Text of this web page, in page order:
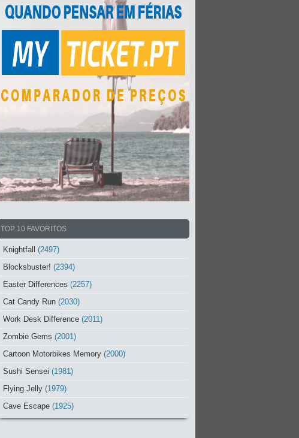
TOP 10 FAVORITOS
Knightfall (2497)
Blocksbuster! (2394)
Easter Differences (2257)
Cat Candy Run (2030)
Work Desk Difference (2011)
Zombie Gems (2001)
Cartoon Motorbikes Memory (2000)
Sushi Sensei (1981)
Flying Jelly (1979)
Cave Escape (1925)